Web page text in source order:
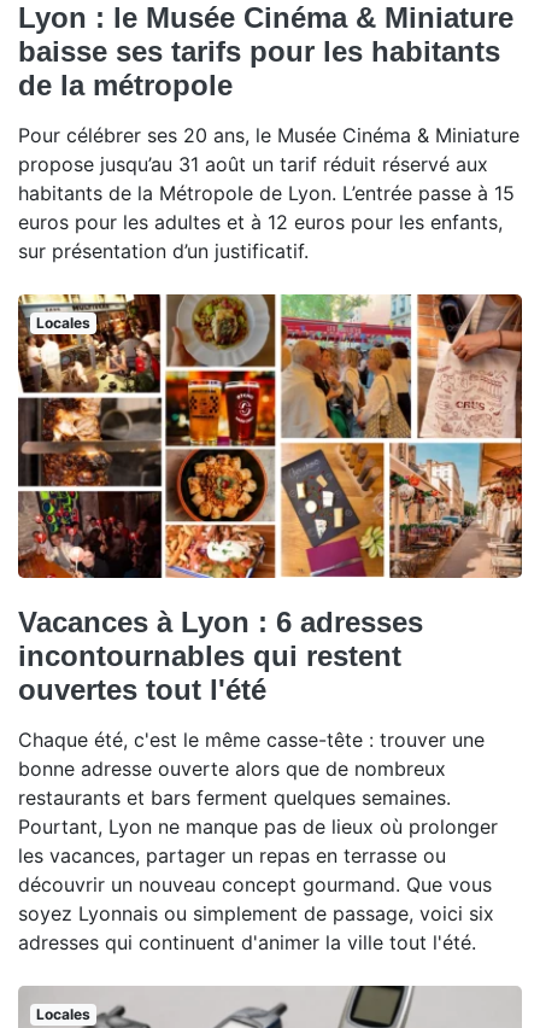
Lyon : le Musée Cinéma & Miniature
baisse ses tarifs pour les habitants
de la métropole
Pour célébrer ses 20 ans, le Musée Cinéma & Miniature
propose jusqu’au 31 août un tarif réduit réservé aux
habitants de la Métropole de Lyon. L’entrée passe à 15
euros pour les adultes et à 12 euros pour les enfants,
sur présentation d’un justificatif.
Locales
Vacances à Lyon : 6 adresses
incontournables qui restent
ouvertes tout l'été
Chaque été, c'est le même casse-tête : trouver une
bonne adresse ouverte alors que de nombreux
restaurants et bars ferment quelques semaines.
Pourtant, Lyon ne manque pas de lieux où prolonger
les vacances, partager un repas en terrasse ou
découvrir un nouveau concept gourmand. Que vous
soyez Lyonnais ou simplement de passage, voici six
adresses qui continuent d'animer la ville tout l'été.
Locales